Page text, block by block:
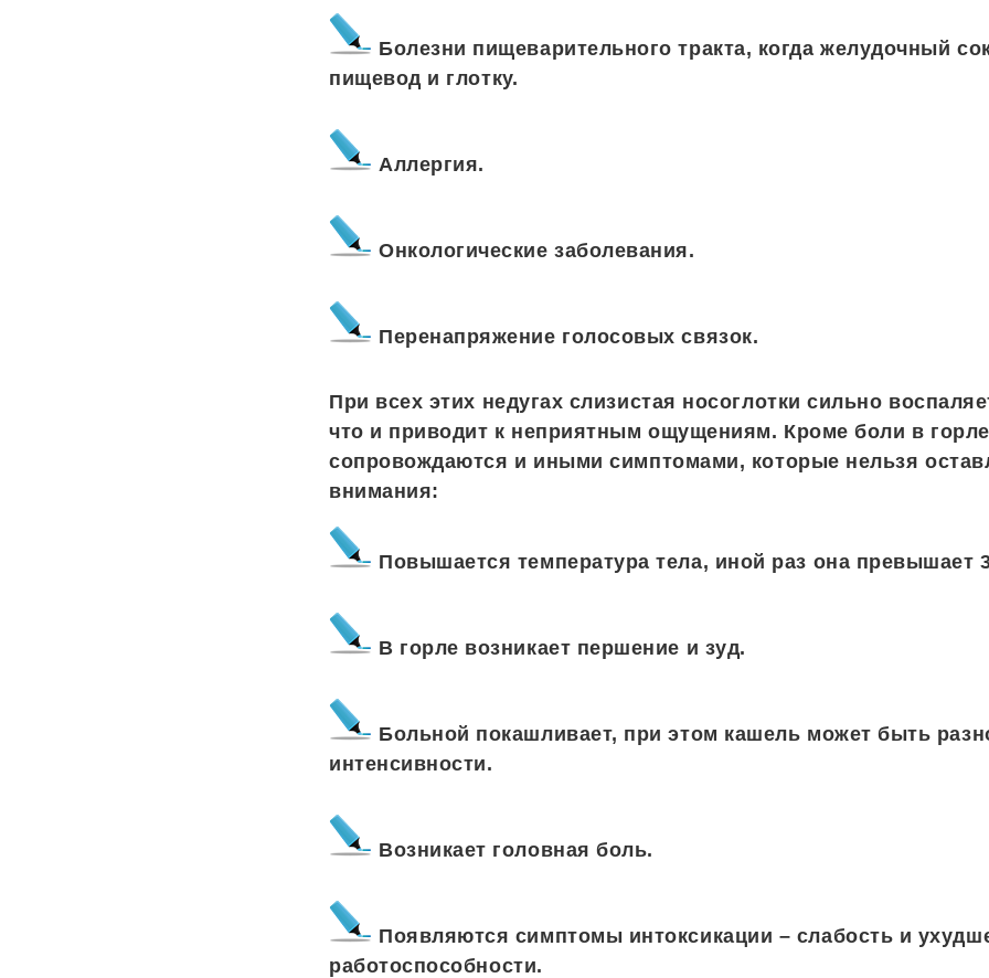
Болезни пищеварительного тракта, когда желудочный
пищевод и глотку.
Аллергия.
Онкологические заболевания.
Перенапряжение голосовых связок.
При всех этих недугах слизистая носоглотки сильно
что и приводит к неприятным ощущениям. Кроме боли в
сопровождаются и иными симптомами, которые нельзя
внимания:
Повышается температура тела, иной раз она превышает
В горле возникает першение и зуд.
Больной покашливает, при этом кашель может быть
интенсивности.
Возникает головная боль.
Появляются симптомы интоксикации – слабость и
работоспособности.